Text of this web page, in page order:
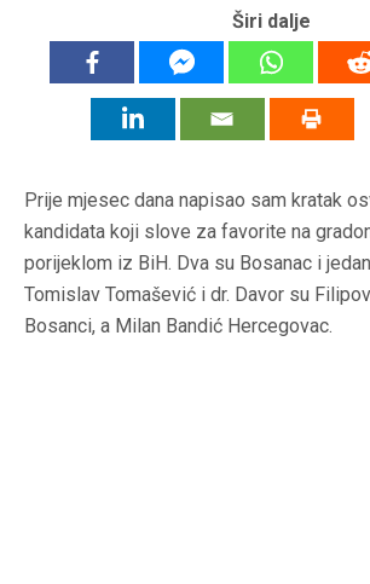
Širi dalje
Prije mjesec dana napisao sam kratak
kandidata koji slove za favorite na
porijeklom iz BiH. Dva su Bosanac i
Tomislav Tomašević i dr. Davor su
Bosanci, a Milan Bandić Hercegovac.